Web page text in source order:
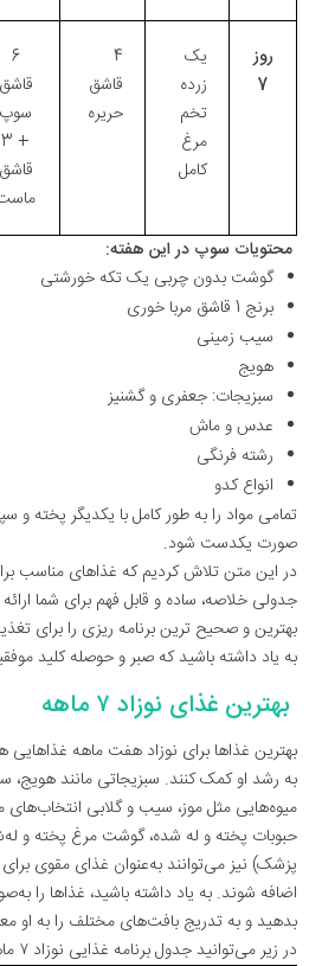
روز
7
یک
زرده
تخم
مرغ
کامل
4
قاشق
حریره
6
قاشق
سوپ
+ 3
قاشق
محتویات سوپ در این هفته:
گوشت بدون چربی یک تکه خورشتی
برنج 1 قاشق مربا خوری
سیب زمینی
هویج
سبزیجات: جعفری و گشنیز
عدس و ماش
رشته فرنگی
انواع کدو
تمامی مواد را به طور کامل با یکدیگر پخته و
صورت یکدست شود.
در این متن تلاش کردیم که غذاهای مناسب
جدولی خلاصه، ساده و قابل فهم برای شما
بهترین و صحیح ترین برنامه ریزی را برای
به یاد داشته باشید که صبر و حوصله کلید
بهترین غذای نوزاد ۷ ماهه
بهترین غذاها برای نوزاد هفت ماهه
به رشد او کمک کنند. سبزیجاتی مانند هویج،
میوه‌هایی مثل موز، سیب و گلابی انتخاب‌های
حبوبات پخته و له شده، گوشت مرغ پخته و
اضافه شوند. به یاد داشته باشید، غذاها را
بدهید و به تدریج بافت‌های مختلف را به او
در زیر می‌توانید جدول برنامه غذایی نوزاد ۷ ماهه را مشاهده کنید.